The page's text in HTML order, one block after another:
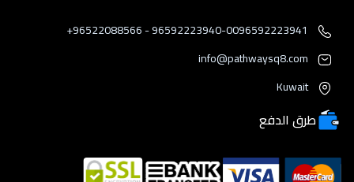
96592223940-0096592223941 - 96522088566+
info@pathwaysq8.com
Kuwait
طرق الدفع